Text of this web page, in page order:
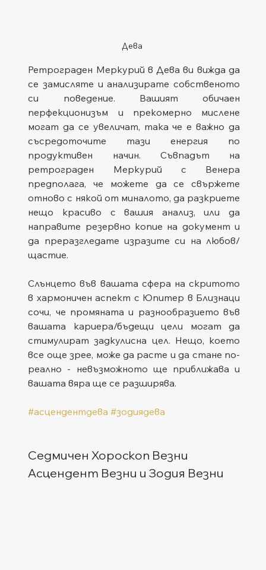
Дева
Ретрограден Меркурий в Дева ви вижда да
се замисляте и анализирате собственото
си поведение. Вашият обичаен
перфекционизъм и прекомерно мислене
могат да се увеличат, така че е важно да
съсредоточите тази енергия по
продуктивен начин. Съвпадът на
ретрограден Меркурий с Венера
предполага, че можете да се свържете
отново с някой от миналото, да разкриете
нещо красиво с вашия анализ, или да
направите резервно копие на документ и
да преразгледате изразите си на любов/
щастие.
Слънцето във вашата сфера на скритото
в хармоничен аспект с Юпитер в Близнаци
сочи, че промяната и разнообразието във
вашата кариера/бъдещи цели могат да
стимулират задкулисна цел. Нещо, което
все още зрее, може да расте и да стане по-
реално - невъзможното ще приближава и
вашата вяра ще се разширява.
#асцендентдева #зодиядева
Седмичен Хороскоп Везни
Асцендент Везни и Зодия Везни